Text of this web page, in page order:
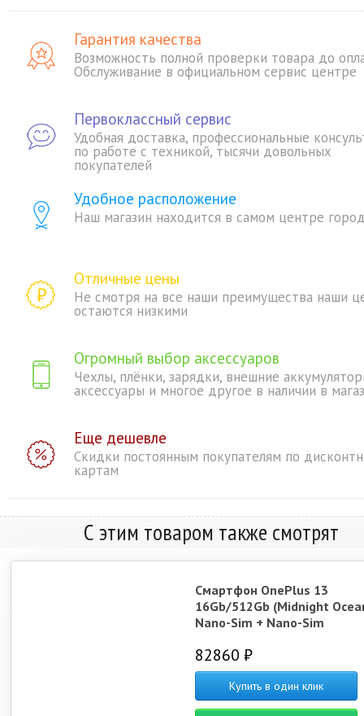
Гарантия качества
Возможность полной проверки товара до
Обслуживание в официальном сервис центре
Первоклассный сервис
Удобная доставка, профессиональные
по работе с техникой, тысячи довольных
покупателей
Удобное расположение
Наш магазин находится в самом центре
Отличные цены
Не смотря на все наши преимущества наши
остаются низкими
Огромный выбор аксессуаров
Чехлы, плёнки, зарядки, внешние
аксессуары и многое другое в наличии в
Еще дешевле
Скидки постоянным покупателям по
картам
С этим товаром также смотрят
Смартфон OnePlus 13
16Gb/512Gb (Midnight
Nano-Sim + Nano-Sim
82860 ₽
Купить в один клик